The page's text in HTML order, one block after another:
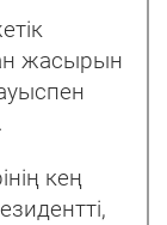
жасырын
кең